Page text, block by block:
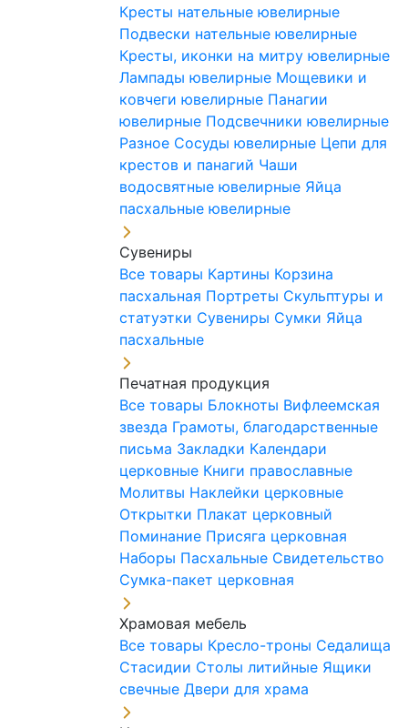
Кресты нательные ювелирные
Подвески нательные ювелирные
Кресты, иконки на митру ювелирные
Лампады ювелирные Мощевики и
ковчеги ювелирные Панагии
ювелирные Подсвечники ювелирные
Разное Сосуды ювелирные Цепи для
крестов и панагий Чаши
водосвятные ювелирные Яйца
пасхальные ювелирные
Сувениры
Все товары Картины Корзина
пасхальная Портреты Скульптуры и
статуэтки Сувениры Сумки Яйца
пасхальные
Печатная продукция
Все товары Блокноты Вифлеемская
звезда Грамоты, благодарственные
письма Закладки Календари
церковные Книги православные
Молитвы Наклейки церковные
Открытки Плакат церковный
Поминание Присяга церковная
Наборы Пасхальные Свидетельство
Сумка-пакет церковная
Храмовая мебель
Все товары Кресло-троны Седалища
Стасидии Столы литийные Ящики
свечные Двери для храма